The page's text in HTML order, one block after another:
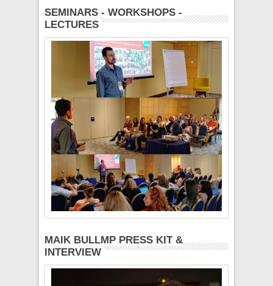
SEMINARS - WORKSHOPS -
LECTURES
MAIK BULLMP PRESS KIT &
INTERVIEW